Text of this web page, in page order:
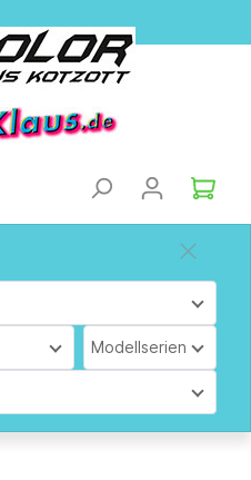
Modellserien